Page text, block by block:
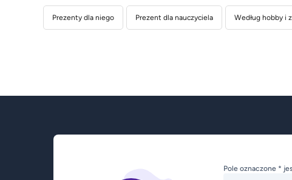
Prezenty dla niego Prezent dla nauczyciela Według hobby i
Pole oznaczone *